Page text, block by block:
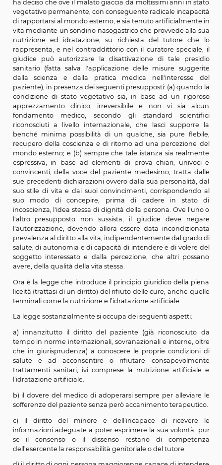
fondatamente attendere un beneficio per la
malato e/o un miglioramento della qualità della vita[3].
Altrettanto chiara è la distinzione tra
dell’accanimento terapeutico e il suicidio assistito
morte è sempre condivisa tra medico e paziente
paziente che si provoca la morte assumendo per via
endovenosa sostanze letali prescrittegli dal
Determinare o agevolare altri al suicidio è punibile nel
ordinamento che pure non incrimina il (tentato)
Si deve dare atto che una parte della giurisprudenza
un contributo notevole all’elaborazione dei principi
ordine a questo aspetto, alla base della nuova
riferimento è inevitabilmente aCass. civ. Sez. I, 16
2007, n. 21748 (che ha posto fine alla nota e lunga
Eluana Englaro) dove si è affermato che il consenso
ha come correlato la facoltà non solo di scegliere tra le
possibilità di trattamento medico, ma altresì di
terapia e di decidere consapevolmente di
tutte le fasi della vita, anche in quella terminale. La
ha deciso che ove il malato giaccia da moltissimi anni
vegetativo permanente, con conseguente radicale
di rapportarsi al mondo esterno, e sia tenuto
vita mediante un sondino nasogastrico che provvede
nutrizione ed idratazione, su richiesta del tutore
rappresenta, e nel contraddittorio con il curatore
giudice può autorizzare la disattivazione di tale
sanitario (fatta salva l'applicazione delle misure
paziente), in presenza dei seguenti presupposti: (a)
condizione di stato vegetativo sia, in base ad un
apprezzamento clinico, irreversibile e non vi
fondamento medico, secondo gli standard
riconosciuti a livello internazionale, che lasci
benché minima possibilità di un qualche, sia pure
recupero della coscienza e di ritorno ad una
espressiva, in base ad elementi di prova chiari,
convincenti, della voce del paziente medesimo,
sue precedenti dichiarazioni ovvero dalla sua
suo stile di vita e dai suoi convincimenti,